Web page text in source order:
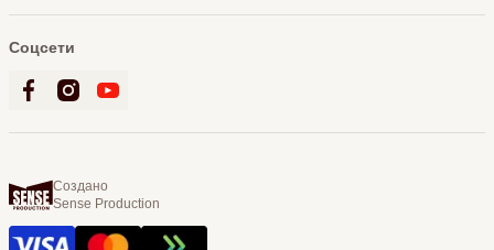
Соцсети
Создано
Sense Production